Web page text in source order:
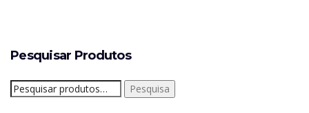
Pesquisar Produtos
Pesquisar
por:
Pesquisa